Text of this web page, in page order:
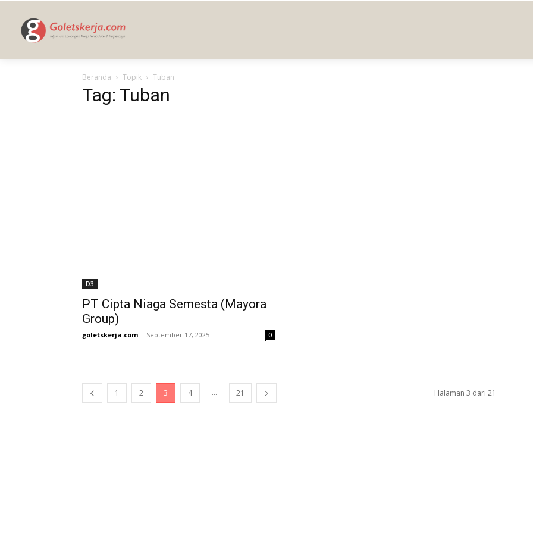
Beranda Topik Tuban
Tag: Tuban
D3
PT Cipta Niaga Semesta (Mayora
Group)
goletskerja.com - September 17, 2025 0
1 2 3 4 ... 21 Halaman 3 dari 21